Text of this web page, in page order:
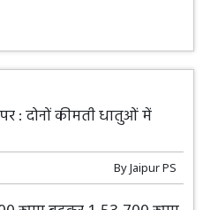
: दोनों कीमती धातुओं में
ByJaipur PS